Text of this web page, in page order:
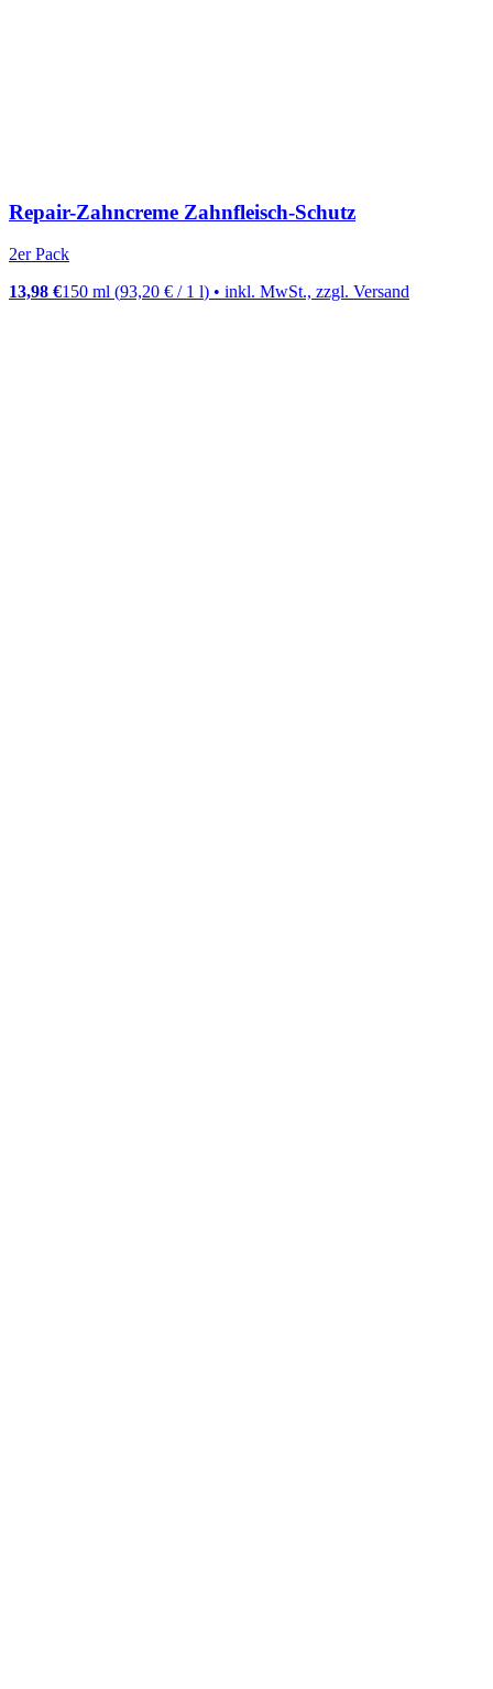
Repair-Zahncreme Zahnfleisch-Schutz
2er Pack
13,98 €150 ml (93,20 € / 1 l) • inkl. MwSt., zzgl. Versand